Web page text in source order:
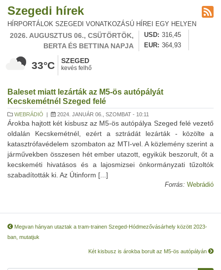
Szegedi hírek
HÍRPORTÁLOK SZEGEDI VONATKOZÁSÚ HÍREI EGY HELYEN
2026. AUGUSZTUS 06., CSÜTÖRTÖK,
BERTA ÉS BETTINA NAPJA
USD
316,45
EUR
364,93
33°C SZEGED
kevés felhő
Baleset miatt lezárták az M5-ös autópályát
Kecskemétnél Szeged felé
WEBRÁDIÓ | 2024. JANUÁR 06., SZOMBAT - 10:11
Árokba hajtott két kisbusz az M5-ös autópálya Szeged felé vezető
oldalán Kecskemétnél, ezért a sztrádát lezárták - közölte a
katasztrófavédelem szombaton az MTI-vel. A közlemény szerint a
járművekben összesen hét ember utazott, egyikük beszorult, őt a
kecskeméti hivatásos és a lajosmizsei önkormányzati tűzoltók
szabadították ki. Az Útinform [...]
Forrás: Webrádió
Megvan hányan utaztak a tram-trainen Szeged-Hódmezővásárhely között 2023-
ban, mutatjuk
Két kisbusz is árokba borult az M5-ös autópályán